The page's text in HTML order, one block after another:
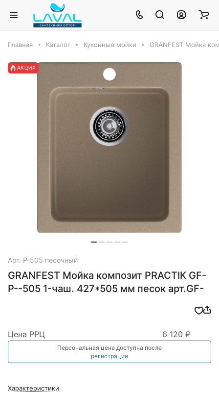
Главная Каталог Кухонные мойки GRANFEST Мойка
АКЦИЯ
Арт. P-505 песочный
GRANFEST Мойка композит PRACTIK GF-
P--505 1-чаш. 427*505 мм песок арт.GF-
Цена РРЦ 6 120 ₽
Персональная цена доступна после
регистрации
Характеристики